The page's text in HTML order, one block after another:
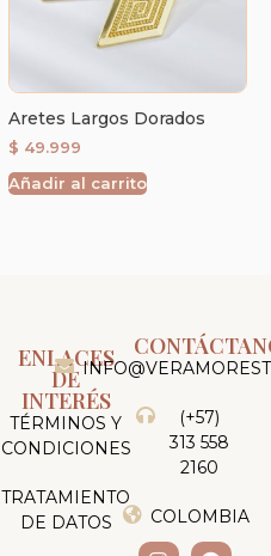
Aretes Largos Dorados
$ 49.999
Añadir al carrito
ENLACES
DE
INTERÉS
TÉRMINOS Y
CONDICIONES
TRATAMIENTO
DE DATOS
(+57)
313 558
2160
COLOMBIA